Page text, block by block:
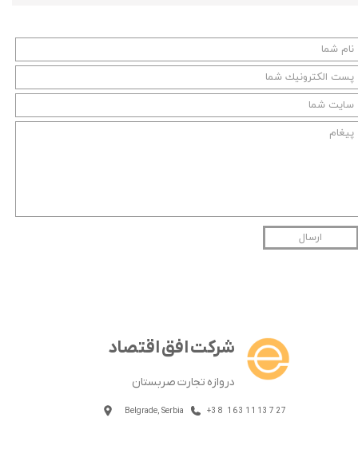
ارسال
شرکت افق اقتصاد
دروازه تجارت صربستان
Belgrade, Serbia +38 1631113727